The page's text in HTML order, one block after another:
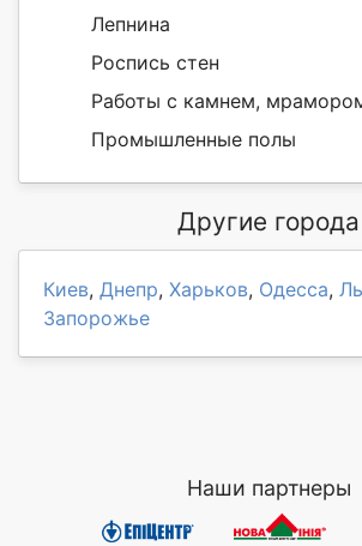
Лепнина
Роспись стен
Работы с камнем,
Промышленные полы
Другие города
Киев, Днепр, Харьков, Одесса,
Запорожье
Наши партнеры